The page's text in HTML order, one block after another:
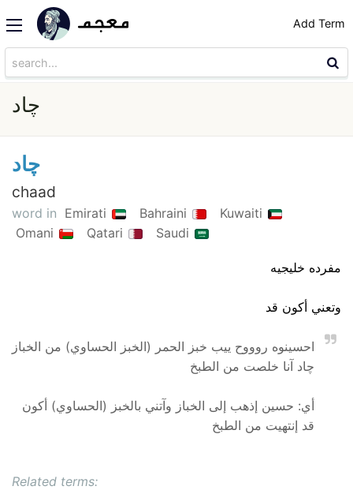
Add Term
چاد
چاد
chaad
word in Emirati Bahraini
Kuwaiti
Omani
Qatari Saudi
مفرده خليجيه
وتعني أكون قد
احسينوه روووح ييب خبز الحمر (الخبز الحساوي) من الخباز
چاد آنا خلصت من الطبخ
أي: حسين إذهب إلى الخباز وآتني بالخبز (الحساوي) أكون
قد إنتهيت من الطبخ
Related terms: